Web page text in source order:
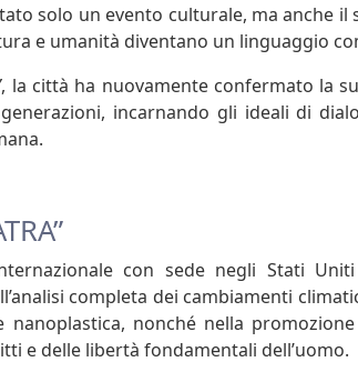
solo un evento culturale, ma anche il
e umanità diventano un linguaggio
, la città ha nuovamente confermato la
incarnando gli ideali di
internazionale con sede negli Stati
completa dei cambiamenti
nonché nella
e delle libertà fondamentali dell’uomo.